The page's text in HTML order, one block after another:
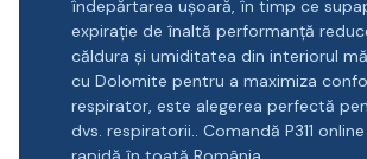
îndepărtarea ușoară, în timp ce
expirație de înaltă performanță
căldura și umiditatea din interiorul
cu Dolomite pentru a maximiza
respirator, este alegerea perfectă
dvs. respiratorii.. Comandă P311